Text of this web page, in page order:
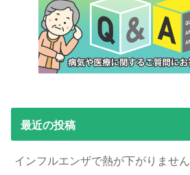
最近の投稿
インフルエンザで熱が下がりません